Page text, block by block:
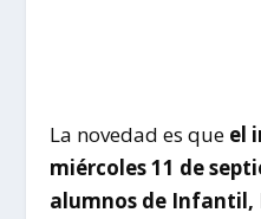
La novedad es que el
miércoles 11 de
alumnos de Infantil,